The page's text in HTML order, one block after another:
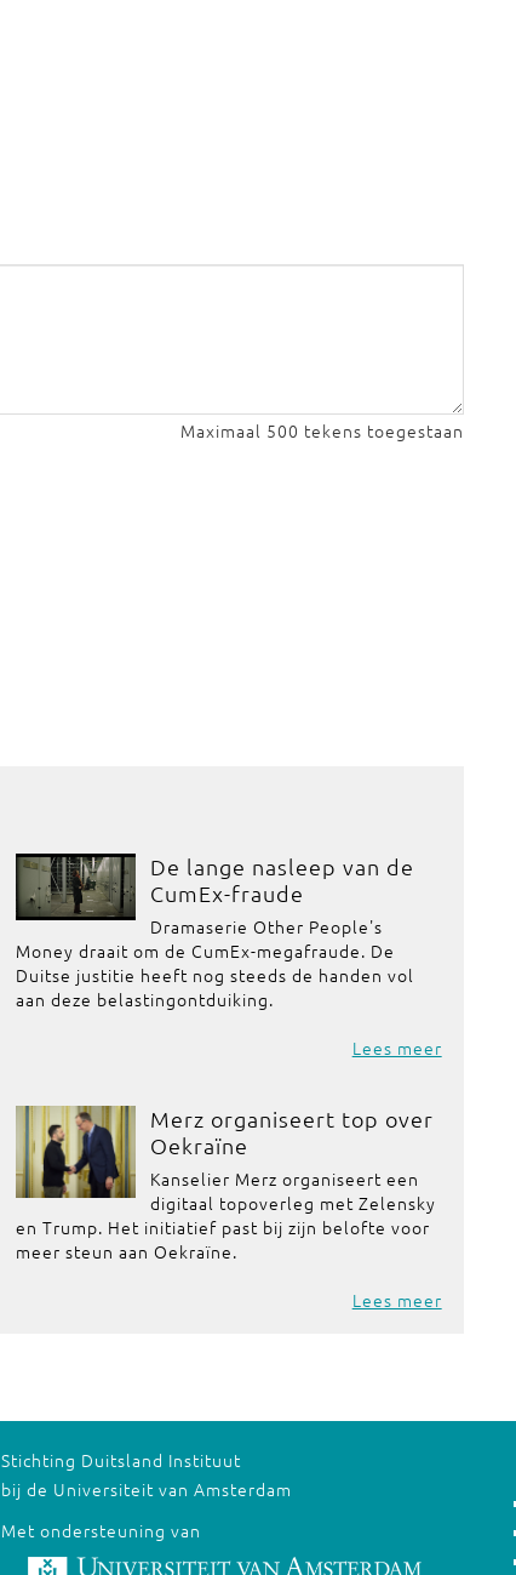
Maximaal 500 tekens toegestaan
De lange nasleep van de
CumEx-fraude
Dramaserie Other People's
Money draait om de CumEx-megafraude. De
Duitse justitie heeft nog steeds de handen vol
aan deze belastingontduiking.
Lees meer
Merz organiseert top over
Oekraïne
Kanselier Merz organiseert een
digitaal topoverleg met Zelensky
en Trump. Het initiatief past bij zijn belofte voor
meer steun aan Oekraïne.
Lees meer
Stichting Duitsland Instituut
bij de Universiteit van Amsterdam
Met ondersteuning van